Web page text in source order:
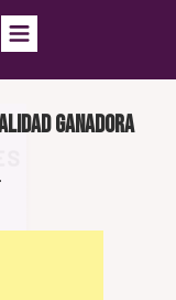
ganadora